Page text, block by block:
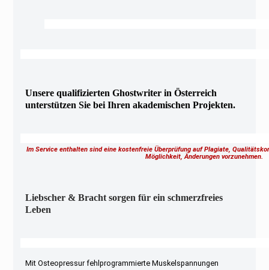
Unsere qualifizierten Ghostwriter in Österreich
unterstützen Sie bei Ihren akademischen Projekten.
Im Service enthalten sind eine kostenfreie Überprüfung auf Plagiate,
Möglichkeit, Änderungen vorzunehmen.
Liebscher & Bracht sorgen für ein schmerzfreies
Leben
Mit Osteopressur fehlprogrammierte Muskelspannungen